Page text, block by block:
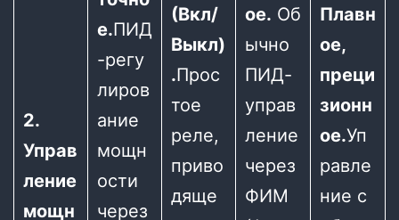
2.
Управ
ление
мощн
е.ПИД
-регу
лиров
ание
мощн
ости
через
(Вкл/
Выкл)
.Прос
тое
реле,
приво
дяще
ое. Об
ычно
ПИД-
управ
ление
через
ФИМ
Плавн
ое,
преци
зионн
ое.Уп
равле
ние с